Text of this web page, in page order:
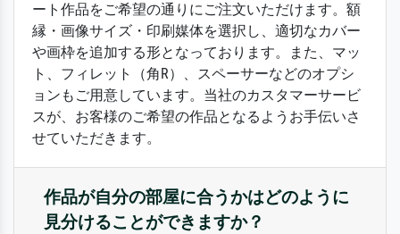
ート作品をご希望の通りにご注文いただけます。額
縁・画像サイズ・印刷媒体を選択し、適切なカバー
や画枠を追加する形となっております。また、マッ
ト、フィレット（角R）、スペーサーなどのオプシ
ョンもご用意しています。当社のカスタマーサービ
スが、お客様のご希望の作品となるようお手伝いさ
せていただきます。
作品が自分の部屋に合うかはどのように
見分けることができますか？